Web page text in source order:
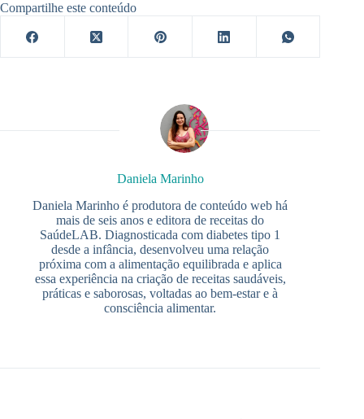
Compartilhe este conteúdo
Daniela Marinho
Daniela Marinho é produtora de conteúdo web há
mais de seis anos e editora de receitas do
SaúdeLAB. Diagnosticada com diabetes tipo 1
desde a infância, desenvolveu uma relação
próxima com a alimentação equilibrada e aplica
essa experiência na criação de receitas saudáveis,
práticas e saborosas, voltadas ao bem-estar e à
consciência alimentar.